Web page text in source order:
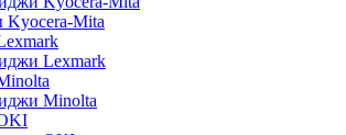
Mita
Lexmark
Minolta